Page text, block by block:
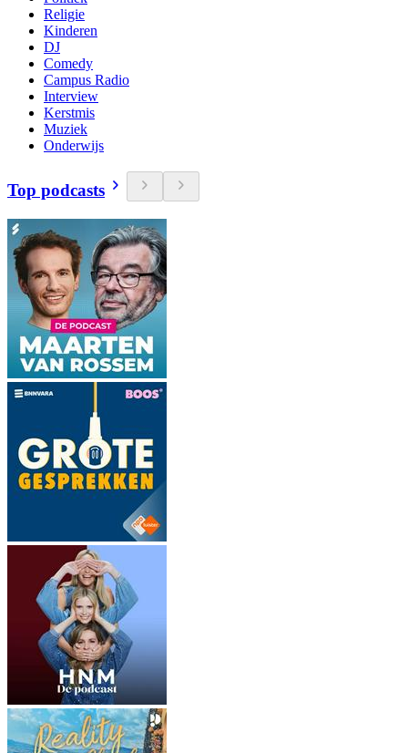
Religie
Kinderen
DJ
Comedy
Campus Radio
Interview
Kerstmis
Muziek
Onderwijs
Top podcasts